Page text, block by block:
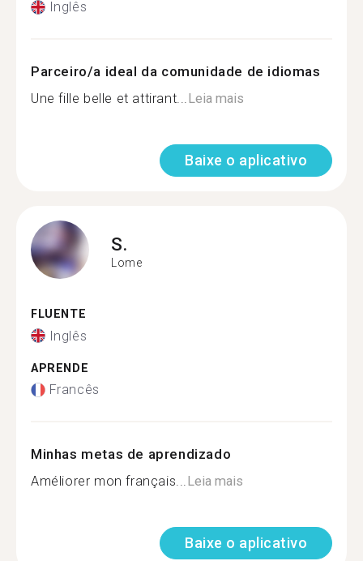
Inglês
Parceiro/a ideal da comunidade de idiomas
Une fille belle et attirant...Leia mais
Baixe o aplicativo
S.
Lome
FLUENTE
Inglês
APRENDE
Francês
Minhas metas de aprendizado
Améliorer mon français...Leia mais
Baixe o aplicativo